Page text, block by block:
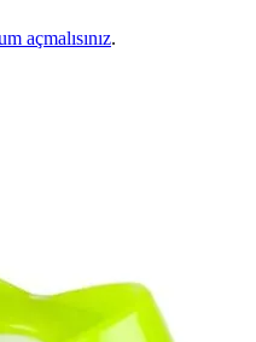
açmalısınız.